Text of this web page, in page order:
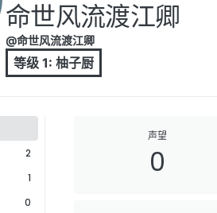
命世风流渡江卿
@命世风流渡江卿
等级 1: 柚子厨
2
1
0
声望
0